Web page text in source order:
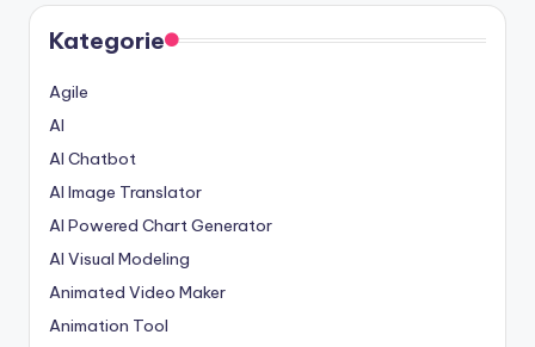
Kategorie
Agile
AI
AI Chatbot
AI Image Translator
AI Powered Chart Generator
AI Visual Modeling
Animated Video Maker
Animation Tool